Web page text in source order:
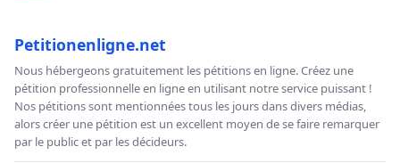
Petitionenligne.net
Nous hébergeons gratuitement les pétitions en ligne. Créez une
pétition professionnelle en ligne en utilisant notre service puissant !
Nos pétitions sont mentionnées tous les jours dans divers médias,
alors créer une pétition est un excellent moyen de se faire remarquer
par le public et par les décideurs.